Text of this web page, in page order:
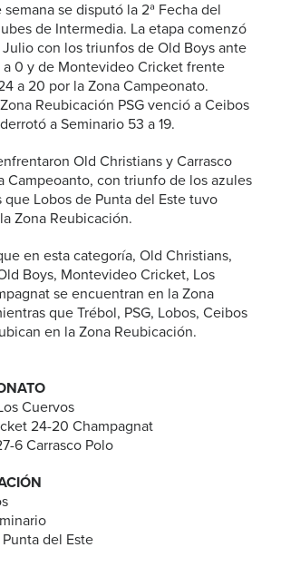
semana se disputó la 2ª Fecha del
de Intermedia. La etapa comenzó
Julio con los triunfos de Old Boys ante
a 0 y de Montevideo Cricket frente
a 20 por la Zona Campeonato.
Reubicación PSG venció a Ceibos
a Seminario 53 a 19.
Old Christians y Carrasco
Campeoanto, con triunfo de los azules
que Lobos de Punta del Este tuvo
Zona Reubicación.
en esta categoría, Old Christians,
Boys, Montevideo Cricket, Los
se encuentran en la Zona
que Trébol, PSG, Lobos, Ceibos
en la Zona Reubicación.
Cuervos
24-20 Champagnat
6 Carrasco Polo
del Este